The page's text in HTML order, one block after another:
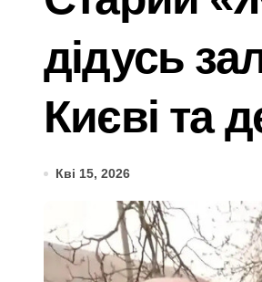
Подільська
Компенсаційні
Шахраї з кол-
Київщина
Сервісна
У Києві
Підполковнику
дідусь
Києві та
Кві 15, 2026